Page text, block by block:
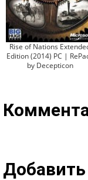
Rise of Nations
Edition (2014) PC |
by Decepticon